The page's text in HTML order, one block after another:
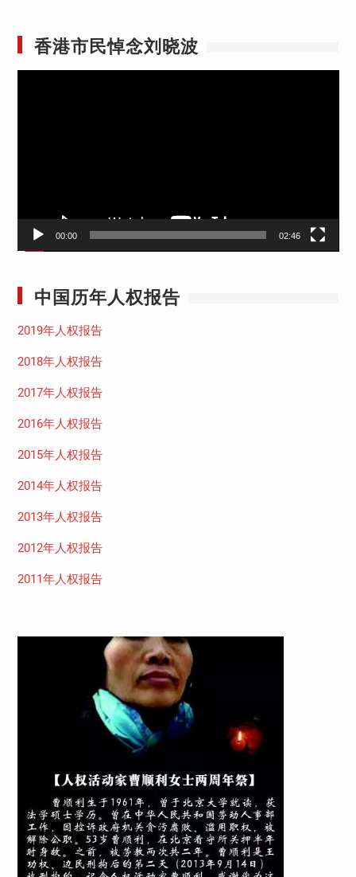
香港市民悼念刘晓波
00:00 02:46
中国历年人权报告
2019年人权报告
2018年人权报告
2017年人权报告
2016年人权报告
2015年人权报告
2014年人权报告
2013年人权报告
2012年人权报告
2011年人权报告